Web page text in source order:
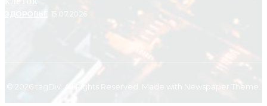
ЗДОРОВЬЕ
© 2026 tagDiv. All Rights Reserved. Made with Newspaper Theme.